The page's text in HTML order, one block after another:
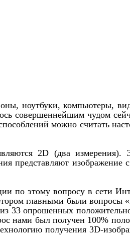
ноутбуки, компьютеры,
совершеннейшим чудом
можно считать
2D (два измерения).
представляют изображение
по этому вопросу в сети
главными были вопросы
33 опрошенных
нами был получен 100%
получения 3D-